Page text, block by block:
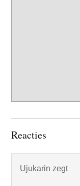
Lees
Reacties
Ujukarin zegt